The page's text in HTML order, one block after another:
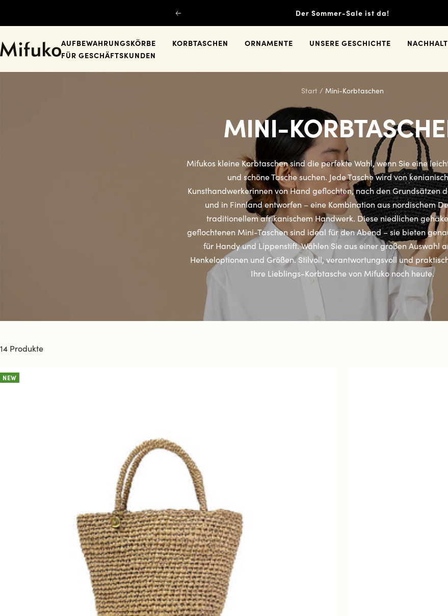
Zurück Der Sommer-Sale ist da!
AUFBEWAHRUNGSKÖRBE KORBTASCHEN ORNAMENTE UNSERE GESCHICHTE
FÜR GESCHÄFTSKUNDEN
Mifuko
Start Mini-Korbtaschen
MINI-
Mifukos kleine Korbtaschen sind die perfekte Wahl, wenn Sie eine
und schöne Tasche suchen. Jede Tasche wird von
Kunsthandwerkerinnen von Hand geflochten, nach den Grundsätzen
und in Finnland entworfen – eine Kombination aus nordischem
traditionellem afrikanischem Handwerk. Diese niedlichen
geflochtenen Mini-Taschen sind ideal für den Abend – sie bieten
für Handy und Lippenstift. Wählen Sie aus einer großen Auswahl
Henkeloptionen und Größen. Stilvoll, verantwortungsvoll und
Ihre Lieblings-Korbtasche von Mifuko noch heute.
14 Produkte
NEW